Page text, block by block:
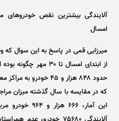
امسال
میرزایی قمی در پاسخ به این سوال
از ابتدای امسال تا ۳۰
حدود ۸۴۸ هزار و ۴۵
که در مقایسه با سال گذشته میزان
این آمار، ۶۶۶